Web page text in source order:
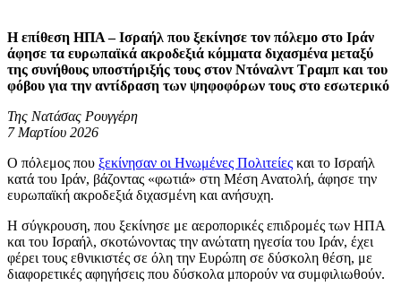
Η επίθεση ΗΠΑ – Ισραήλ που ξεκίνησε τον πόλεμο στο Ιράν
άφησε τα ευρωπαϊκά ακροδεξιά κόμματα διχασμένα μεταξύ
της συνήθους υποστήριξής τους στον Ντόναλντ Τραμπ και του
φόβου για την αντίδραση των ψηφοφόρων τους στο εσωτερικό
Της Νατάσας Ρουγγέρη
7 Μαρτίου 2026
Ο πόλεμος που ξεκίνησαν οι Ηνωμένες Πολιτείες και το Ισραήλ
κατά του Ιράν, βάζοντας «φωτιά» στη Μέση Ανατολή, άφησε την
ευρωπαϊκή ακροδεξιά διχασμένη και ανήσυχη.
Η σύγκρουση, που ξεκίνησε με αεροπορικές επιδρομές των ΗΠΑ
και του Ισραήλ, σκοτώνοντας την ανώτατη ηγεσία του Ιράν, έχει
φέρει τους εθνικιστές σε όλη την Ευρώπη σε δύσκολη θέση, με
διαφορετικές αφηγήσεις που δύσκολα μπορούν να συμφιλιωθούν.